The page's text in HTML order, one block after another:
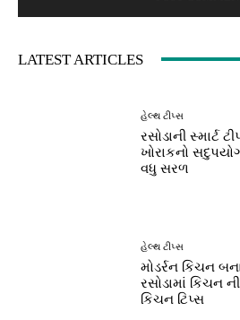
LATEST ARTICLES
હેલ્થ ટીપ્સ
રસોડાની સ્માર્ટ
ખોરાકનો
વધુ સરળ
હેલ્થ ટીપ્સ
મોડર્રન કિચન
રસોડામાં કિચન
કિચન ટિપ્સ